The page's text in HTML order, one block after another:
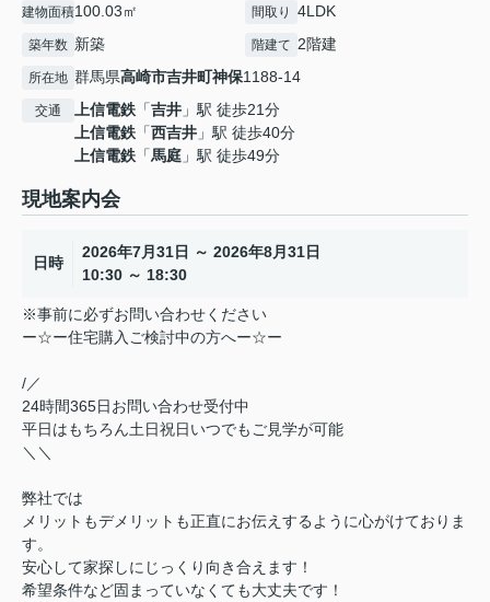
建物面積100.03㎡ 間取り 4LDK
築年数 新築 階建て 2階建
所在地 群馬県高崎市吉井町神保1188-14
交通 上信電鉄 「吉井 」駅 徒歩21分
上信電鉄 「西吉井 」駅 徒歩40分
上信電鉄 「馬庭 」駅 徒歩49分
現地案内会
日時
2026年7月31日 ～ 2026年8月31日
10:30 ～ 18:30
※事前に必ずお問い合わせください
ー☆ー住宅購入ご検討中の方へー☆ー
/／
24時間365日お問い合わせ受付中
平日はもちろん土日祝日いつでもご見学が可能
＼＼
弊社では
メリットもデメリットも正直にお伝えするように心がけておりま
す。
安心して家探しにじっくり向き合えます！
希望条件など固まっていなくても大丈夫です！